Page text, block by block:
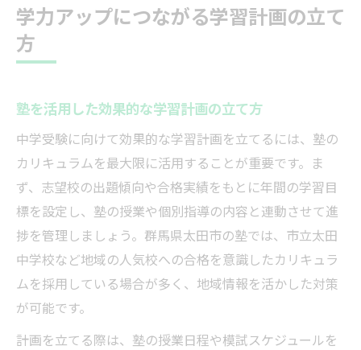
学力アップにつながる学習計画の立て
方
塾を活用した効果的な学習計画の立て方
中学受験に向けて効果的な学習計画を立てるには、塾の
カリキュラムを最大限に活用することが重要です。ま
ず、志望校の出題傾向や合格実績をもとに年間の学習目
標を設定し、塾の授業や個別指導の内容と連動させて進
捗を管理しましょう。群馬県太田市の塾では、市立太田
中学校など地域の人気校への合格を意識したカリキュラ
ムを採用している場合が多く、地域情報を活かした対策
が可能です。
計画を立てる際は、塾の授業日程や模試スケジュールを